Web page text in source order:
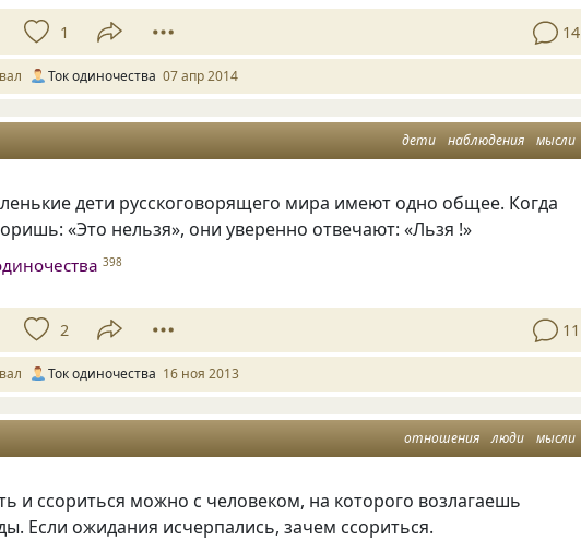
1 14
Ток одиночества 07 апр 2014
дети наблюдения мысли
дети русскоговорящего мира имеют одно общее. Когда
«Это нельзя», они уверенно отвечают: «Льзя !»
398
2 11
Ток одиночества 16 ноя 2013
отношения люди мысли
и ссориться можно с человеком, на которого возлагаешь
Если ожидания исчерпались, зачем ссориться.